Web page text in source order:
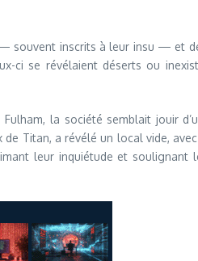
— souvent inscrits à leur insu — et
ci se révélaient déserts ou
la société semblait jouir
Titan, a révélé un local vide,
leur inquiétude et soulignant